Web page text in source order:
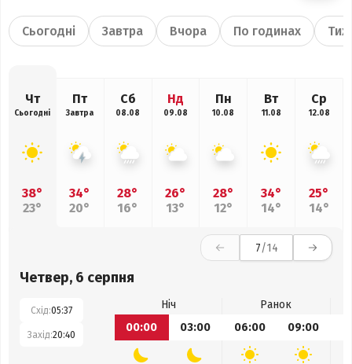
Сьогодні Завтра Вчора По годинах
Чт
Сьогодні
38°
23°
Пт
Завтра
34°
20°
Сб
08.08
28°
16°
Нд
09.08
26°
13°
Пн
10.08
28°
12°
Вт
11.08
34°
14°
Ср
12.08
25°
14°
7/14
Четвер, 6 серпня
Схід:05:37
Захід:20:40
Ніч
Ранок
00:00
03:00 06:00 09:00